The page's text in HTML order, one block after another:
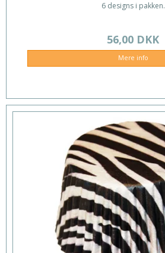
6 designs i pakken.
56,00 DKK
Mere info